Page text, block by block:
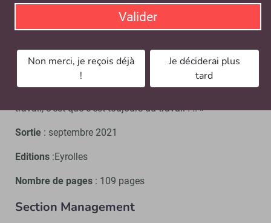
pratiques, usages et vie de télétravailleur,
cohabitation vie de famille
visioconférence.
travail, c’est que c’est toujours du travail ! !! »
Sortie : septembre 2021
Editions :Eyrolles
Nombre de pages : 109 pages
Section Management
Valider
Non merci, je reçois déjà
!
Je déciderai plus
tard